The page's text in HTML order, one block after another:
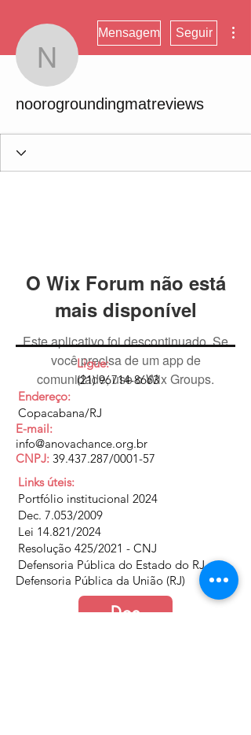
Mensagem Seguir
noorogroundingmatreviews
O Wix Forum não está
mais disponível
Este aplicativo foi descontinuado. Se
você precisa de um app de
comunidade, use o Wix Groups.
Ligue:
(21) 96714-8663
Endereço:
Copacabana/RJ
E-mail:
info@anovachance.org.br
CNPJ: 39.437.287/0001-57
Links úteis:
Portfólio institucional 2024
Dec. 7.053/2009
Lei 14.821/2024
Resolução 425/2021 - CNJ
Defensoria Pública do Estado do RJ
Defensoria Pública da União (RJ)
Doe